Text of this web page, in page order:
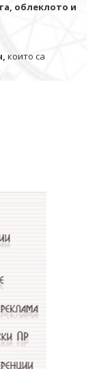
облеклото и
които са